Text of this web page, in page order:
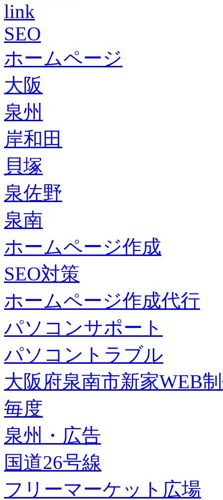
link
SEO
ホームページ
大阪
泉州
岸和田
貝塚
泉佐野
泉南
ホームページ作成
SEO対策
ホームページ作成代行
パソコンサポート
パソコントラブル
大阪府泉南市新家WEB
毎度
泉州・広告
国道26号線
フリーマーケット広場